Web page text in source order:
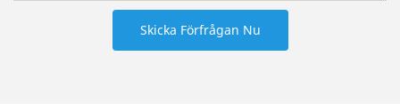
Skicka Förfrågan Nu